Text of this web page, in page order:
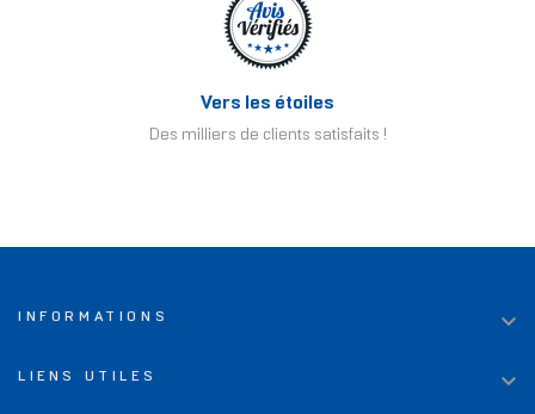
Vers les étoiles
Des milliers de clients satisfaits !
INFORMATIONS 
LIENS UTILES 